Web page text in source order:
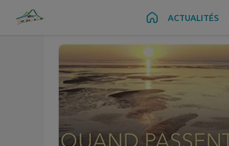
Contenu Pied de page
ACTUALITÉS
15
Sam.